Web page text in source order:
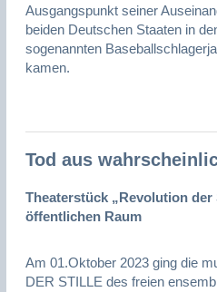
Ausgangspunkt seiner
beiden Deutschen Staaten in
sogenannten
kamen.
Tod aus
Theaterstück „Revolution
öffentlichen Raum
Am 01.Oktober 2023 ging die
DER STILLE des freien